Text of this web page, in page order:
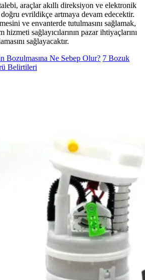
araçlar akıllı direksiyon ve elektronik
evrildikçe artmaya devam edecektir.
ve envanterde tutulmasını sağlamak,
sağlayıcılarının pazar ihtiyaçlarını
sağlayacaktır.
Bozulmasına Ne Sebep Olur? 7 Bozuk
Belirtileri